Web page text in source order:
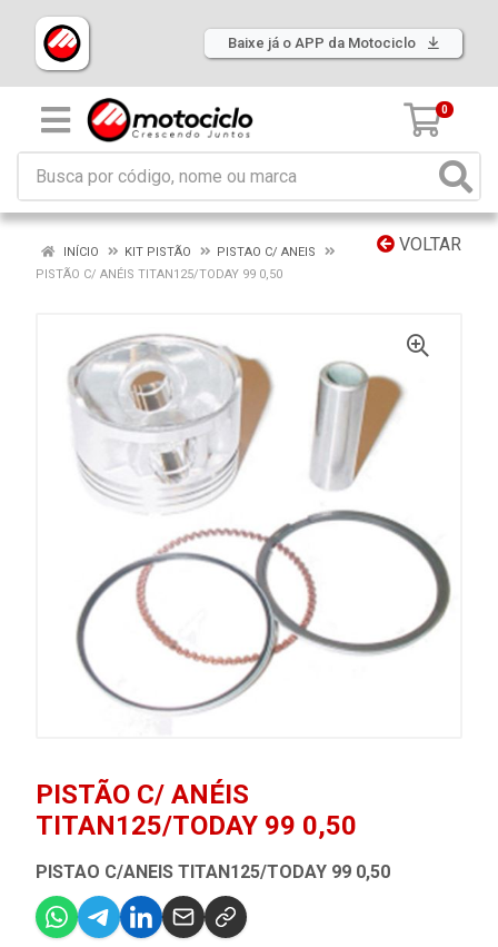
Baixe já o APP da Motociclo
0
VOLTAR
INÍCIO KIT PISTÃO
PISTAO C/ ANEIS
PISTÃO C/ ANÉIS TITAN125/TODAY 99 0,50
PISTÃO C/ ANÉIS
TITAN125/TODAY 99 0,50
PISTAO C/ANEIS TITAN125/TODAY 99 0,50